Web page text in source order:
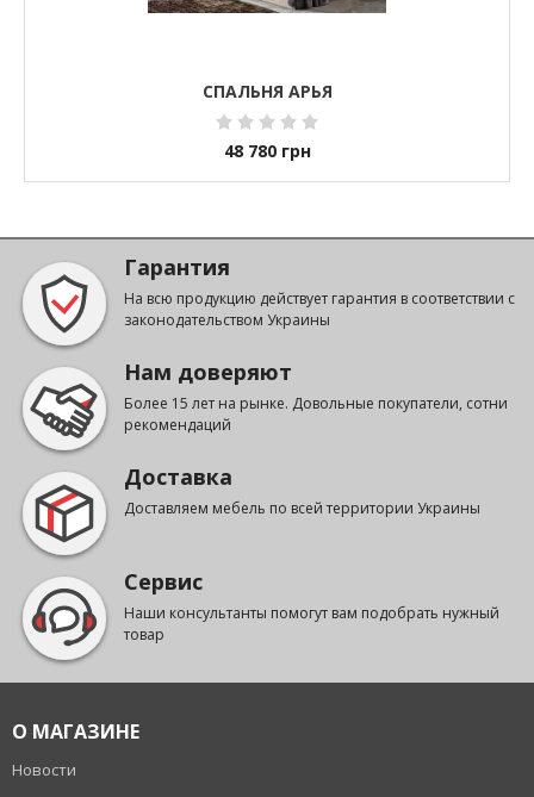
СПАЛЬНЯ АРЬЯ
48 780 грн
Гарантия
На всю продукцию действует гарантия в соответствии с
законодательством Украины
Нам доверяют
Более 15 лет на рынке. Довольные покупатели, сотни
рекомендаций
Доставка
Доставляем мебель по всей территории Украины
Сервис
Наши консультанты помогут вам подобрать нужный
товар
О МАГАЗИНЕ
Новости